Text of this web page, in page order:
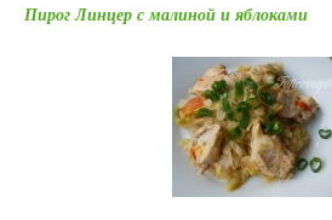
Пирог Линцер с малиной и яблоками